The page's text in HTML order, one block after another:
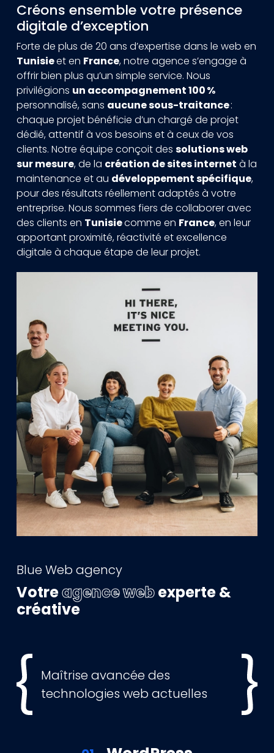
Créons ensemble votre présence
digitale d’exception
Forte de plus de 20 ans d’expertise dans le web en
Tunisieet en France, notre agence s’engage à
offrir bien plus qu’un simple service. Nous
privilégions un accompagnement 100 %
personnalisé, sans aucune sous-traitance:
chaque projet bénéficie d’un chargé de projet
dédié, attentif à vos besoins et à ceux de vos
clients. Notre équipe conçoit des solutions web
sur mesure, de la création de sites internet à la
maintenance et au développement spécifique,
pour des résultats réellement adaptés à votre
entreprise. Nous sommes fiers de collaborer avec
des clients en Tunisiecomme en France, en leur
apportant proximité, réactivité et excellence
digitale à chaque étape de leur projet.
Blue Web agency
Votreagence webexperte &
créative
Maîtrise avancée des
technologies web actuelles